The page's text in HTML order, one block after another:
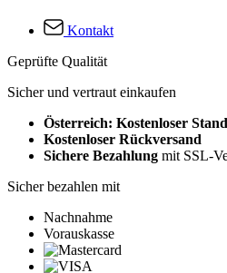
Kontakt
Geprüfte Qualität
Sicher und vertraut einkaufen
Österreich: Kostenloser
Kostenloser Rückversand
Sichere Bezahlung mit SSL-
Sicher bezahlen mit
Nachnahme
Vorauskasse